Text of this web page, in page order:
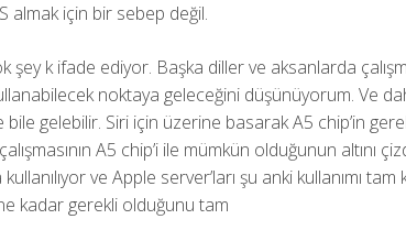
almak için bir sebep değil.
şey k ifade ediyor. Başka diller ve aksanlarda
noktaya geleceğini düşünüyorum. Ve
bile gelebilir. Siri için üzerine basarak A5 chip’in
A5 chip’i ile mümkün olduğunun altını
ve Apple server’ları şu anki kullanımı tam
kadar gerekli olduğunu tam